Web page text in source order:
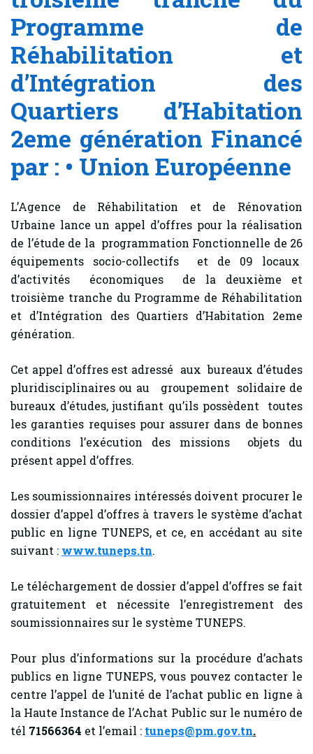
Programme de
Réhabilitation et
d’Intégration des
Quartiers d’Habitation
2eme génération Financé
par : • Union Européenne
L’Agence de Réhabilitation et de Rénovation
Urbaine lance un appel d’offres pour la réalisation
de l’étude de la programmation Fonctionnelle de 26
équipements socio-collectifs et de 09 locaux
d’activités économiques de la deuxième et
troisième tranche du Programme de Réhabilitation
et d’Intégration des Quartiers d’Habitation 2eme
génération.
Cet appel d’offres est adressé aux bureaux d’études
pluridisciplinaires ou au groupement solidaire de
bureaux d’études, justifiant qu’ils possèdent toutes
les garanties requises pour assurer dans de bonnes
conditions l’exécution des missions objets du
présent appel d’offres.
Les soumissionnaires intéressés doivent procurer le
dossier d’appel d’offres à travers le système d’achat
public en ligne TUNEPS, et ce, en accédant au site
suivant : www.tuneps.tn.
Le téléchargement de dossier d’appel d’offres se fait
gratuitement et nécessite l’enregistrement des
soumissionnaires sur le système TUNEPS.
Pour plus d’informations sur la procédure d’achats
publics en ligne TUNEPS, vous pouvez contacter le
centre l’appel de l’unité de l’achat public en ligne à
la Haute Instance de l’Achat Public sur le numéro de
tél 71566364 et l’email : tuneps@pm.gov.tn.